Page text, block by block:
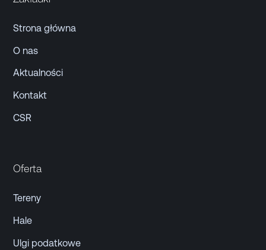
Strona główna
O nas
Aktualności
Kontakt
CSR
Oferta
Tereny
Hale
Ulgi podatkowe